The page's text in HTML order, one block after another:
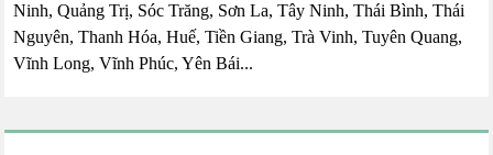
Ninh, Quảng Trị, Sóc Trăng, Sơn La, Tây Ninh, Thái Bình, Thái
Nguyên, Thanh Hóa, Huế, Tiền Giang, Trà Vinh, Tuyên Quang,
Vĩnh Long, Vĩnh Phúc, Yên Bái...